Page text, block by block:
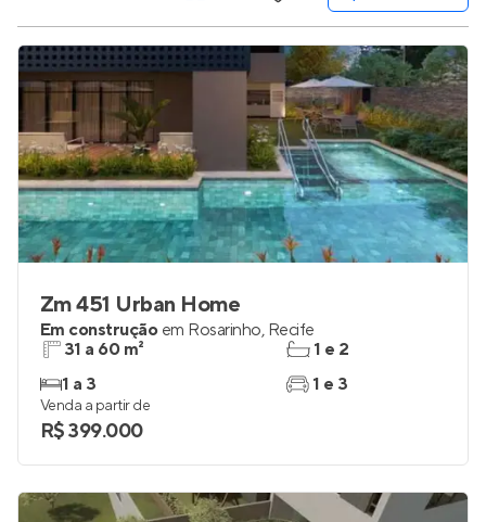
Zm 451 Urban Home
Em construção em Rosarinho, Recife
31 a 60 m²
1 a 3
1 e 2
1 e 3
Venda a partir de
R$ 399.000